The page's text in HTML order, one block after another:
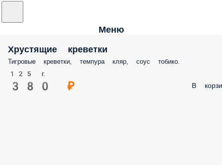
Меню
Хрустящие креветки
Тигровые креветки, темпура кляр, соус тобико.
125 г.
380 ₽ В